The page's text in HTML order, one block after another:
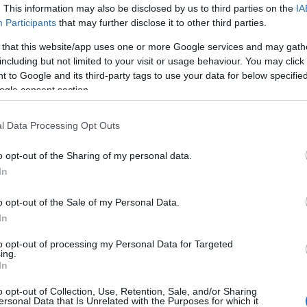
This information may also be disclosed by us to third parties on the
Participants that may further disclose it to other third parties.
that this website/app uses one or more Google services and may
but not limited to your visit or usage behaviour. You may
to Google and its third-party tags to use your data for below
consent section.
Data Processing Opt Outs
opt-out of the Sharing of my personal data.
opt-out of the Sale of my Personal Data.
opt-out of processing my Personal Data for Targeted
opt-out of Collection, Use, Retention, Sale, and/or Sharing
Data that Is Unrelated with the Purposes for which it
tette rám, hogy a zsidók, a keresztények és muszlimok
megértenék, hogy vallásaiknak közösek a gyökereik.
egymásra, akkor sikerülhetne békét teremteni közöttük,
beszélgetést Helmut Schmidt egykori nyugatnémet
látszik, hogy az egyiptomi Anvar Szadat azon politikusok
tekint. De azért vérbeli politikus is volt, akit a
is mozgattak.
megroppant, a szovjet „baráti segítséget” elutasító és a
volt már a békére, a Sínai-félsziget visszaszerzésére
volt a békének, hogy Izrael és vezetői szintén békét